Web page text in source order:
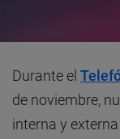
Durante el
de noviembre,
interna y